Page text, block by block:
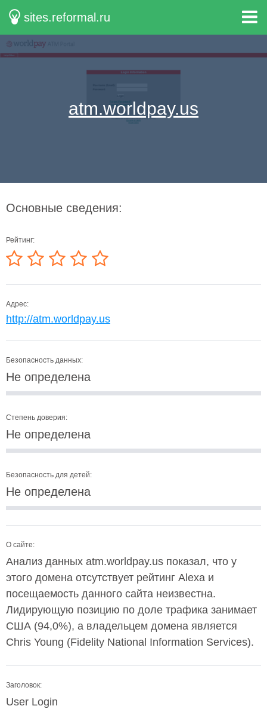
sites.reformal.ru
atm.worldpay.us
Основные сведения:
Рейтинг:
Адрес:
http://atm.worldpay.us
Безопасность данных:
Не определена
Степень доверия:
Не определена
Безопасность для детей:
Не определена
О сайте:
Анализ данных atm.worldpay.us показал, что у
этого домена отсутствует рейтинг Alexa и
посещаемость данного сайта неизвестна.
Лидирующую позицию по доле трафика занимает
США (94,0%), а владельцем домена является
Chris Young (Fidelity National Information Services).
Заголовок:
User Login